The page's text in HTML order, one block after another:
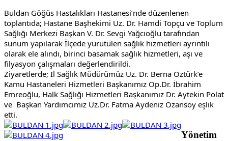
Buldan Göğüs Hastalıkları Hastanesi’nde düzenlenen
toplantıda; Hastane Başhekimi Uz. Dr. Hamdi Topçu ve Toplum
Sağlığı Merkezi Başkan V. Dr. Sevgi Yağcıoğlu tarafından
sunum yapılarak İlçede yürütülen sağlık hizmetleri ayrıntılı
olarak ele alındı, birinci basamak sağlık hizmetleri, aşı ve
filyasyon çalışmaları değerlendirildi.
Ziyaretlerde; İl Sağlık Müdürümüz Uz. Dr. Berna Öztürk’e
Kamu Hastaneleri Hizmetleri Başkanımız Op.Dr. İbrahim
Emreoğlu, Halk Sağlığı Hizmetleri Başkanımız Dr. Aytekin Polat
ve  Başkan Yardımcımız Uz.Dr. Fatma Aydeniz Ozansoy eşlik
etti.
Yönetim